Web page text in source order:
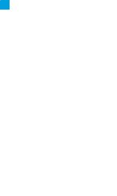
software.